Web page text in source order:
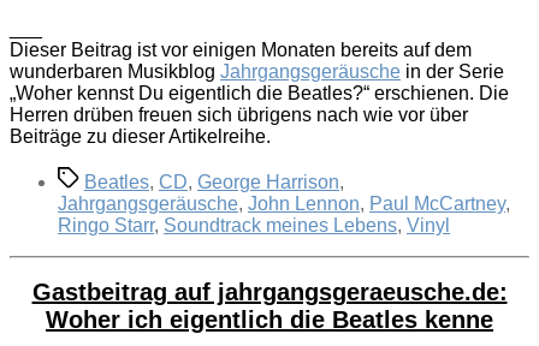
Dieser Beitrag ist vor einigen Monaten bereits auf dem
wunderbaren Musikblog Jahrgangsgeräusche in der Serie
„Woher kennst Du eigentlich die Beatles?“ erschienen. Die
Herren drüben freuen sich übrigens nach wie vor über
Beiträge zu dieser Artikelreihe.
Schlagwörter
Beatles, CD, George Harrison,
Jahrgangsgeräusche, John Lennon, Paul McCartney,
Ringo Starr, Soundtrack meines Lebens, Vinyl
Gastbeitrag auf jahrgangsgeraeusche.de:
Woher ich eigentlich die Beatles kenne